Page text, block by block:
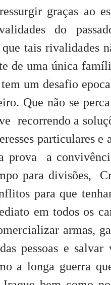
graças ao
do
tais rivalidades
de uma única
um desafio
Que não se
recorrendo a
particulares
prova a
para divisões,
para que
em todos os
armas,
pessoas e
a longa guerra